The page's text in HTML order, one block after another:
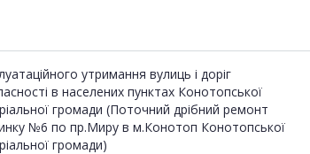
утримання вулиць і доріг
в населених пунктах Конотопської
громади (Поточний дрібний ремонт
№6 по пр.Миру в м.Конотоп Конотопської
громади)